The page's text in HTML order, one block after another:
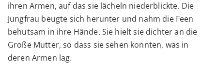
ihren Armen, auf das sie lächeln niederblickte. Die
Jungfrau beugte sich herunter und nahm die Feen
behutsam in ihre Hände. Sie hielt sie dichter an die
Große Mutter, so dass sie sehen konnten, was in
deren Armen lag.